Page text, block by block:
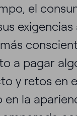
el
exigencias
a pagar
y retos en
en la